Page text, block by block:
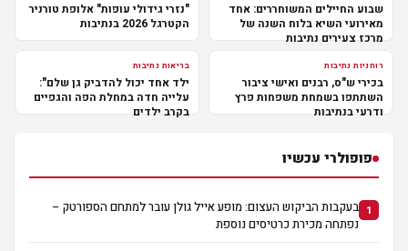
שבוע החיילים המשוחררים: אחד
מאירועי השיא בלוח השנה של
מרכז צעירים נתיבות
"נזרי גידולי עופות" אלופת טורניר
הקטרגל 2026 בנתיבות
רוחניות נתיבות
בכירי ש"ס, רבנים ואישי ציבור
השתתפו בשמחת משפחות פרץ
ודרעי בנתיבות
בריאות נתיבות
ילד אחד יכול להדביק גן שלם":
עלייה חדה במחלת הפה והגפיים
בקרב ילדים
פופולרי עכשיו
1 בעקבות הביקוש העצום: מופע אייל גולן עובר למתחם הספורטק –
נפתחה מכירת כרטיסים נוספת